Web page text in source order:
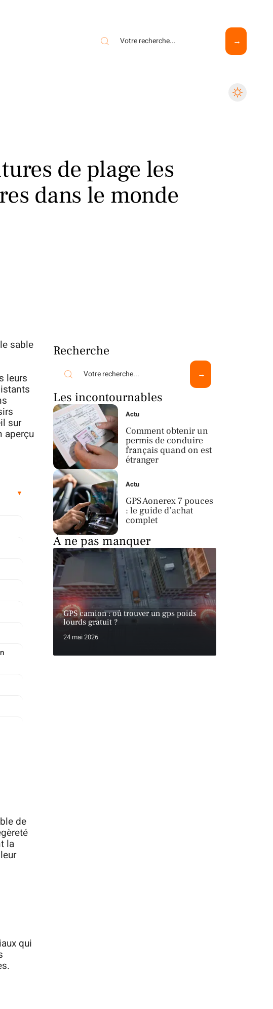
de plage les
dans le monde
sable
leurs
sur
aperçu
de
la
qui
Recherche
Les incontournables
Actu
Comment obtenir un
permis de conduire
français quand on est
étranger
Actu
GPS Aonerex 7 pouces
: le guide d’achat
complet
À ne pas manquer
GPS camion : où trouver un gps poids
lourds gratuit ?
24 mai 2026